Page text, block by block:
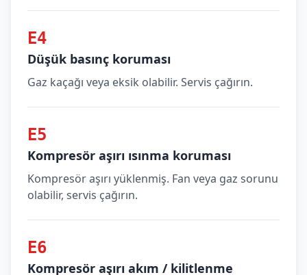
E4
Düşük basınç koruması
Gaz kaçağı veya eksik olabilir. Servis çağırın.
E5
Kompresör aşırı ısınma koruması
Kompresör aşırı yüklenmiş. Fan veya gaz sorunu
olabilir, servis çağırın.
E6
Kompresör aşırı akım / kilitlenme